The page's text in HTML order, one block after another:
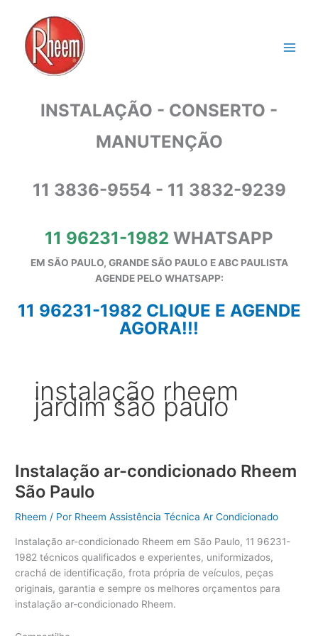
conteúdo
INSTALAÇÃO - CONSERTO -
MANUTENÇÃO
11 3836-9554 - 11 3832-9239
11 96231-1982 WHATSAPP
EM SÃO PAULO, GRANDE SÃO PAULO E ABC PAULISTA
AGENDE PELO WHATSAPP:
11 96231-1982 CLIQUE E AGENDE
AGORA!!!
instalação rheem
jardim são paulo
Instalação ar-condicionado Rheem
São Paulo
Rheem / Por Rheem Assistência Técnica Ar Condicionado
Instalação ar-condicionado Rheem em São Paulo, 11 96231-
1982 técnicos qualificados e experientes, uniformizados,
crachá de identificação, frota própria de veículos, peças
originais, garantia e sempre os melhores orçamentos para
instalação ar-condicionado Rheem.